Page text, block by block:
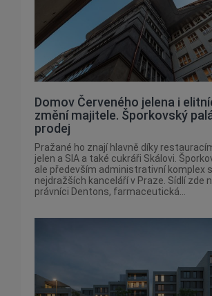
Domov Červeného jelena i
změní majitele. Šporkovský
prodej
Pražané ho znají hlavně díky
jelen a SIA a také cukráři Skálovi.
ale především administrativní komplex
nejdražších kanceláří v Praze. Sídlí zde
právníci Dentons, farmaceutická...